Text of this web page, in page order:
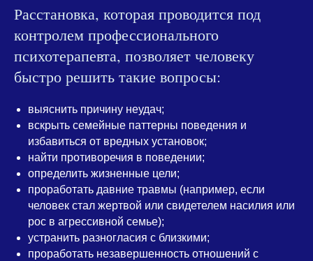
Расстановка, которая проводится под
контролем профессионального
психотерапевта, позволяет человеку
быстро решить такие вопросы:
выяснить причину неудач;
вскрыть семейные паттерны поведения и
избавиться от вредных установок;
найти противоречия в поведении;
определить жизненные цели;
проработать давние травмы (например, если
человек стал жертвой или свидетелем насилия или
рос в агрессивной семье);
устранить разногласия с близкими;
проработать незавершенность отношений с